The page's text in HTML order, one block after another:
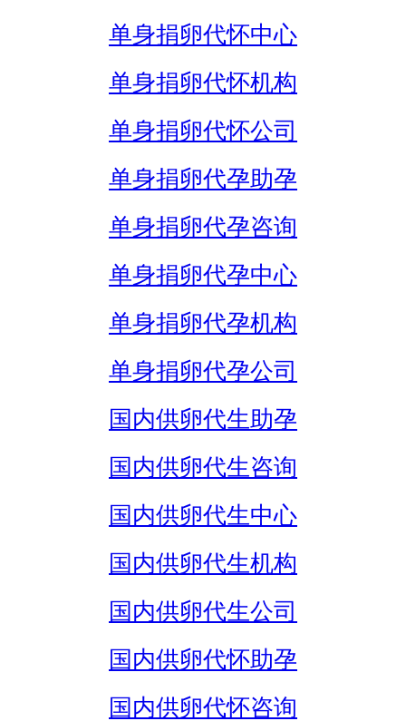
单身捐卵代怀中心
单身捐卵代怀机构
单身捐卵代怀公司
单身捐卵代孕助孕
单身捐卵代孕咨询
单身捐卵代孕中心
单身捐卵代孕机构
单身捐卵代孕公司
国内供卵代生助孕
国内供卵代生咨询
国内供卵代生中心
国内供卵代生机构
国内供卵代生公司
国内供卵代怀助孕
国内供卵代怀咨询